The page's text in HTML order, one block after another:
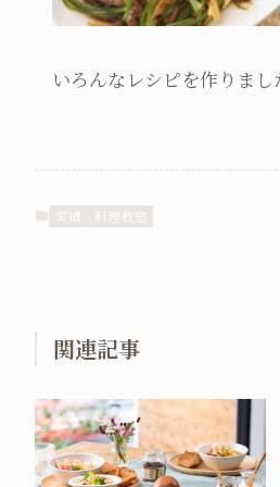
いろんなレシピを作りまし
実績 料理教室
関連記事